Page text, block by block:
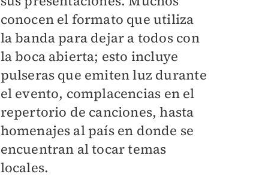
conocen el formato que utiliza
la banda para dejar a todos con
la boca abierta; esto incluye
pulseras que emiten luz durante
el evento, complacencias en el
repertorio de canciones, hasta
homenajes al país en donde se
encuentran al tocar temas
locales.